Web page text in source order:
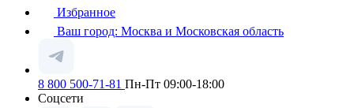
Избранное
Ваш город: Москва и Московская область
8 800 500-71-81 Пн-Пт 09:00-18:00
Соцсети